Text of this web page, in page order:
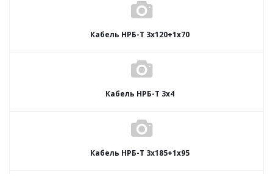
Кабель НРБ-Т 3х120+1х70
Кабель НРБ-Т 3х4
Кабель НРБ-Т 3х185+1х95